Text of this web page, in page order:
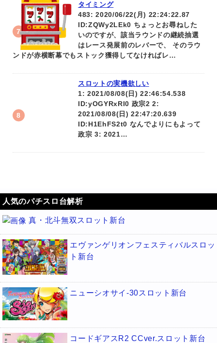
タイミング
483: 2020/06/22(月) 22:24:22.87
ID:ZQWy2LEk0 ちょっとお尋ねした
いのですが、該当ラウンドの継続抽選
はレース発展前のレバーで、 そのラウ
ンドが赤横断幕でもストック獲得してなければレ…
スロットの実機欲しい
1: 2021/08/08(日) 22:46:54.538
ID:yOGYRxRI0 政宗2 2:
2021/08/08(日) 22:47:20.639
ID:H1EhFS2t0 なんでよりにもよって
政宗 3: 2021…
人気のパチスロ台解析
真・北斗無双スロット新台
エヴァンゲリオンフェスティバルスロッ
ト新台
ニューシオサイ-30スロット新台
コードギアスR2 CCver.スロット新台